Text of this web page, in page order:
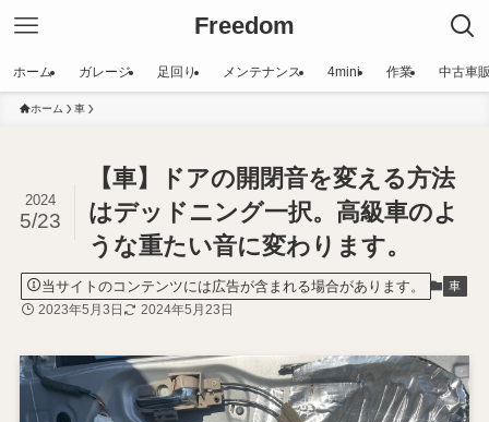
Freedom
ホーム ガレージ 足回り メンテナンス 4mini 作業 中古車
ホーム 車
【車】ドアの開閉音を変える方法
はデッドニング一択。高級車のよ
うな重たい音に変わります。
2024
5/23
当サイトのコンテンツには広告が含まれる場合があります。 車
2023年5月3日 2024年5月23日